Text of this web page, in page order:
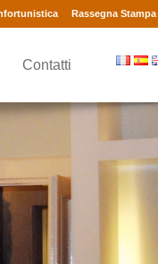
Rassegna Stampa
Contatti